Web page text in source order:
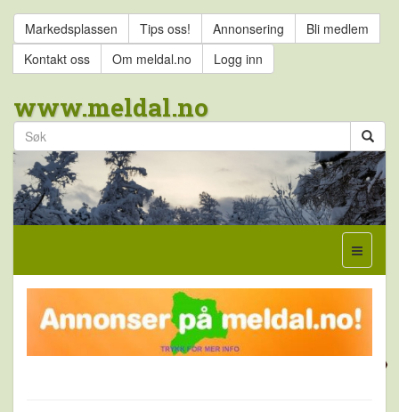
Markedsplassen Tips oss! Annonsering
Bli medlem
Kontakt oss
Om meldal.no Logg inn
www.meldal.no